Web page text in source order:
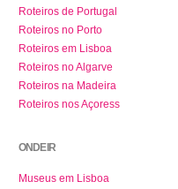
Roteiros de Portugal
Roteiros no Porto
Roteiros em Lisboa
Roteiros no Algarve
Roteiros na Madeira
Roteiros nos Açoress
ONDE IR
Museus em Lisboa